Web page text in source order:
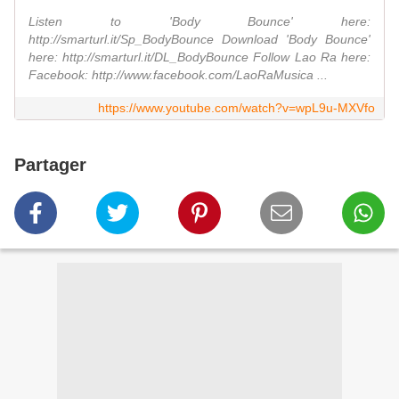
Listen to 'Body Bounce' here:
http://smarturl.it/Sp_BodyBounce Download 'Body Bounce'
here: http://smarturl.it/DL_BodyBounce Follow Lao Ra here:
Facebook: http://www.facebook.com/LaoRaMusica ...
https://www.youtube.com/watch?v=wpL9u-MXVfo
Partager